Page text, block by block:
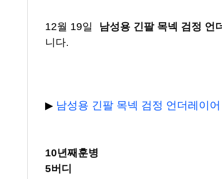
12월 19일
남성용 긴팔 목넥 검정 언
니다.
▶ 남성용 긴팔 목넥 검정 언더레이
10년째훈병
5버디